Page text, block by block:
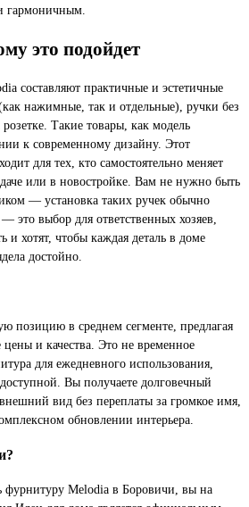
гармоничным.
это подойдет
составляют практичные и эстетичные
нажимные, так и отдельные), ручки без
Такие товары, как модель
к современному дизайну. Этот
для тех, кто самостоятельно меняет
или в новостройке. Вам не нужно быть
— установка таких ручек обычно
это выбор для ответственных хозяев,
и хотят, чтобы каждая деталь в доме
достойно.
позицию в среднем сегменте, предлагая
и качества. Это не временное
для ежедневного использования,
Вы получаете долговечный
вид без переплаты за громкое имя,
обновлении интерьера.
фурнитуру Melodia в Боровичи, вы на